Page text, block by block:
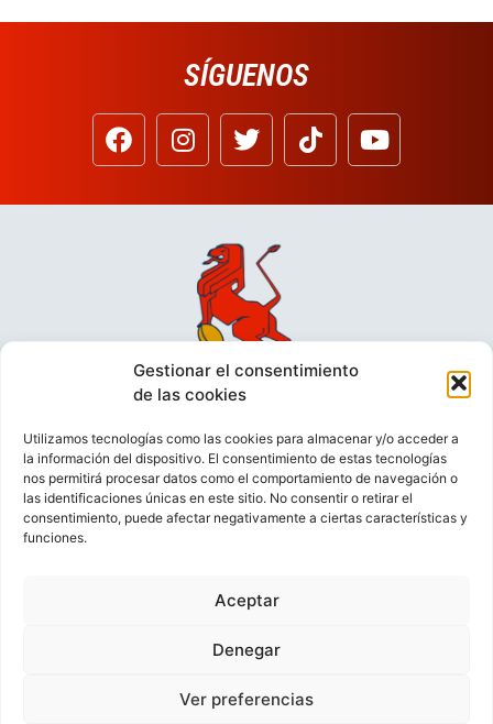
Gestionar el consentimiento
de las cookies
Utilizamos tecnologías como las cookies para almacenar y/o acceder a
la información del dispositivo. El consentimiento de estas tecnologías
nos permitirá procesar datos como el comportamiento de navegación o
las identificaciones únicas en este sitio. No consentir o retirar el
consentimiento, puede afectar negativamente a ciertas características y
funciones.
Aceptar
Denegar
Ver preferencias
SÍGUENOS
VIDEOCONFERENCIAS
POLÍTICA DE PRIVACIDAD
CONTACTO
© FEDERACIÓN ESPAÑOLA DE RUGBY 2023.